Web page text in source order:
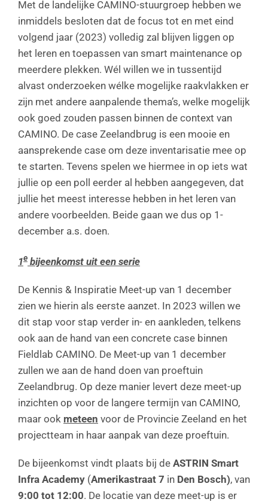
Met de landelijke CAMINO-stuurgroep hebben we
inmiddels besloten dat de focus tot en met eind
volgend jaar (2023) volledig zal blijven liggen op
het leren en toepassen van smart maintenance op
meerdere plekken. Wél willen we in tussentijd
alvast onderzoeken wélke mogelijke raakvlakken er
zijn met andere aanpalende thema’s, welke mogelijk
ook goed zouden passen binnen de context van
CAMINO. De case Zeelandbrug is een mooie en
aansprekende case om deze inventarisatie mee op
te starten. Tevens spelen we hiermee in op iets wat
jullie op een poll eerder al hebben aangegeven, dat
jullie het meest interesse hebben in het leren van
andere voorbeelden. Beide gaan we dus op 1-
december a.s. doen.
1e bijeenkomst uit een serie
De Kennis & Inspiratie Meet-up van 1 december
zien we hierin als eerste aanzet. In 2023 willen we
dit stap voor stap verder in- en aankleden, telkens
ook aan de hand van een concrete case binnen
Fieldlab CAMINO. De Meet-up van 1 december
zullen we aan de hand doen van proeftuin
Zeelandbrug. Op deze manier levert deze meet-up
inzichten op voor de langere termijn van CAMINO,
maar ook meteen voor de Provincie Zeeland en het
projectteam in haar aanpak van deze proeftuin.
De bijeenkomst vindt plaats bij de ASTRIN Smart
Infra Academy (Amerikastraat 7 in Den Bosch), van
9:00 tot 12:00. De locatie van deze meet-up is er